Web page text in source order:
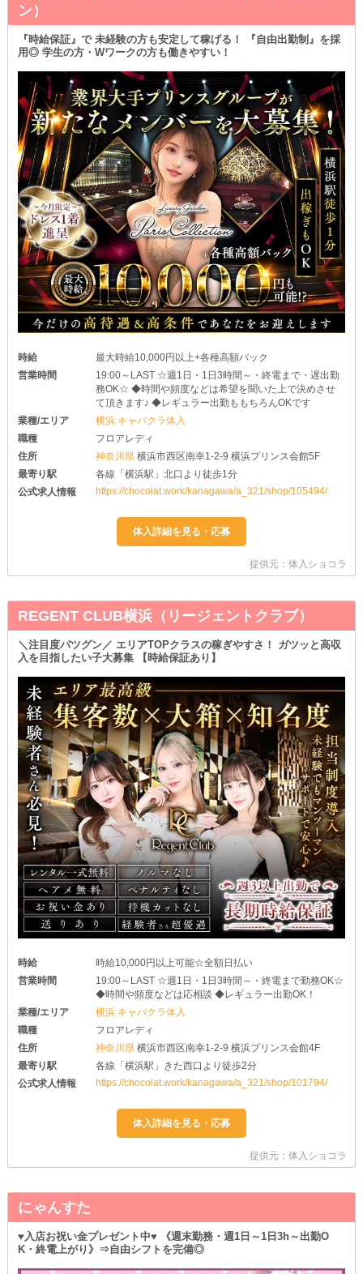
ン）
『時給保証』で 未経験の方も安定して稼げる！ 『自由出勤制』を採
用◎ 学生の方・Wワークの方も働きやすい！
時給
最大時給10,000円以上+各種高額バック
営業時間
19:00～LAST ☆週1日・1日3時間～・終電まで・遅出勤
務OK☆ ◆時間や頻度などは希望を聞いた上で決めさせ
て頂きます♪ ◆レギュラー出勤ももちろんOKです
業種/エリア
横浜 キャバクラ体入
職種
フロアレディ
住所
神奈川県横浜市西区南幸1-2-9 横浜プリンス会館5F
最寄り駅
各線「横浜駅」北口より徒歩1分
公式求人情報
https://chocolat.work/kanagawa/a_321/shop/105494/
提供元：体入ショコラ
REGENT CLUB横浜（リージェントクラブ）
＼注目度バツグン／ エリアTOPクラスの稼ぎやすさ！ ガツッと高収
入を目指したい子大募集 【時給保証あり】
時給
時給10,000円以上可能☆全額日払い
営業時間
19:00～LAST ☆週1日・1日3時間～・終電まで勤務OK☆
◆時間や頻度などは応相談 ◆レギュラー出勤OK！
業種/エリア
横浜 キャバクラ体入
職種
フロアレディ
住所
神奈川県横浜市西区南幸1-2-9 横浜プリンス会館4F
最寄り駅
各線「横浜駅」きた西口より徒歩2分
公式求人情報
https://chocolat.work/kanagawa/a_321/shop/101794/
提供元：体入ショコラ
にゃんすた
♥入店お祝い金プレゼント中♥ 《週末勤務・週1日～1日3h～出勤O
K・終電上がり》⇒自由シフトを完備◎